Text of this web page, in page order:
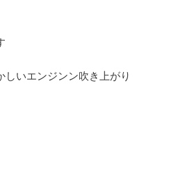
いエンジンン吹き上がり